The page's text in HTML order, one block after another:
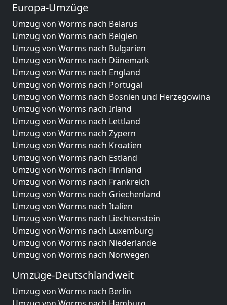
Europa-Umzüge
Umzug von Worms nach Belarus
Umzug von Worms nach Belgien
Umzug von Worms nach Bulgarien
Umzug von Worms nach Dänemark
Umzug von Worms nach England
Umzug von Worms nach Portugal
Umzug von Worms nach Bosnien und Herzegowina
Umzug von Worms nach Irland
Umzug von Worms nach Lettland
Umzug von Worms nach Zypern
Umzug von Worms nach Kroatien
Umzug von Worms nach Estland
Umzug von Worms nach Finnland
Umzug von Worms nach Frankreich
Umzug von Worms nach Griechenland
Umzug von Worms nach Italien
Umzug von Worms nach Liechtenstein
Umzug von Worms nach Luxemburg
Umzug von Worms nach Niederlande
Umzug von Worms nach Norwegen
Umzüge-Deutschlandweit
Umzug von Worms nach Berlin